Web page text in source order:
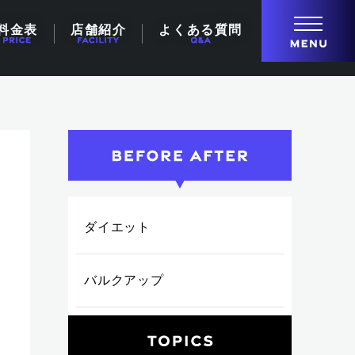
金表 店舗紹介 よくある質問
ダイエット
バルクアップ